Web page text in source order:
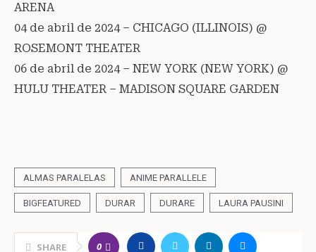
ARENA
04 de abril de 2024 – CHICAGO (ILLINOIS) @
ROSEMONT THEATER
06 de abril de 2024 – NEW YORK (NEW YORK) @
HULU THEATER – MADISON SQUARE GARDEN
ALMAS PARALELAS ANIME PARALLELE
BIGFEATURED DURAR DURARE LAURA PAUSINI
SHARE 0